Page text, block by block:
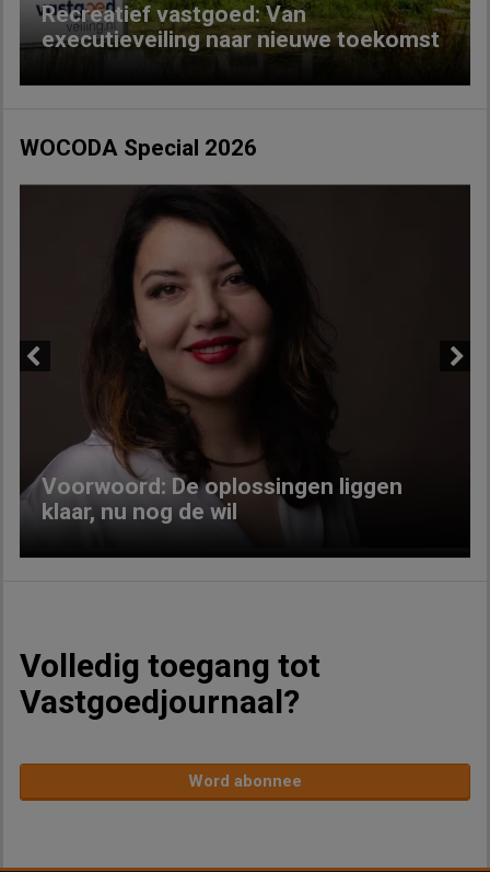
Recreatief vastgoed: Van
executieveiling naar nieuwe toekomst
WOCODA Special 2026
Voorwoord: De oplossingen liggen
klaar, nu nog de wil
Volledig toegang tot
Vastgoedjournaal?
Word abonnee